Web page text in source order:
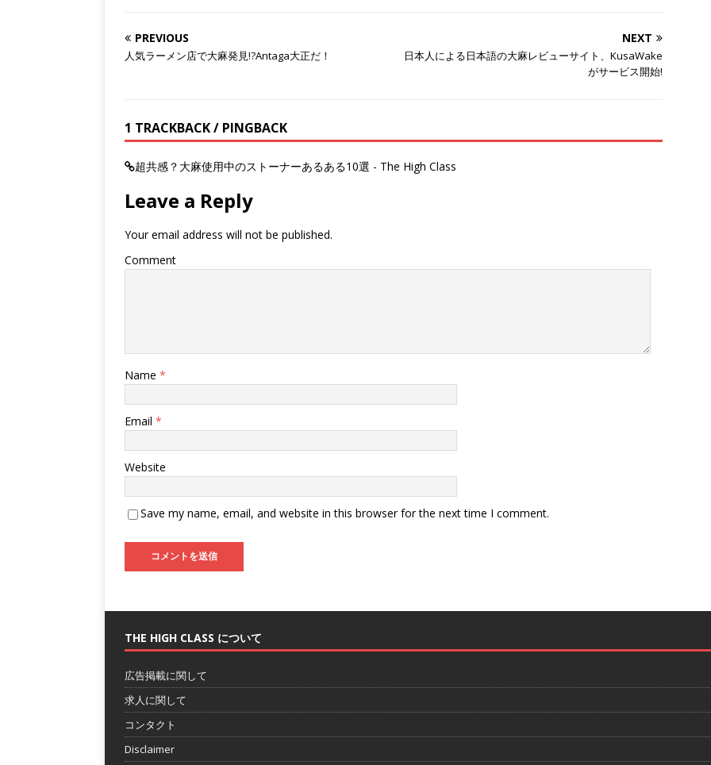
PREVIOUS
人気ラーメン店で大麻発見!?Antaga大正だ！
NEXT
日本人による日本語の大麻レビューサイト、KusaWake
がサービス開始!
1 TRACKBACK / PINGBACK
超共感？大麻使用中のストーナーあるある10選 - The High Class
Leave a Reply
Your email address will not be published.
Comment
Name *
Email *
Website
Save my name, email, and website in this browser for the next time I comment.
THE HIGH CLASS について
広告掲載に関して
求人に関して
コンタクト
Disclaimer